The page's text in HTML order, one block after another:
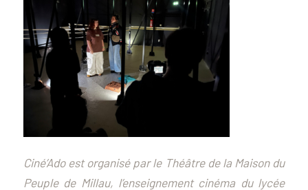
Ciné’Ado est organisé par le Théâtre de la Maison du
Peuple de Millau, l’enseignement cinéma du lycée